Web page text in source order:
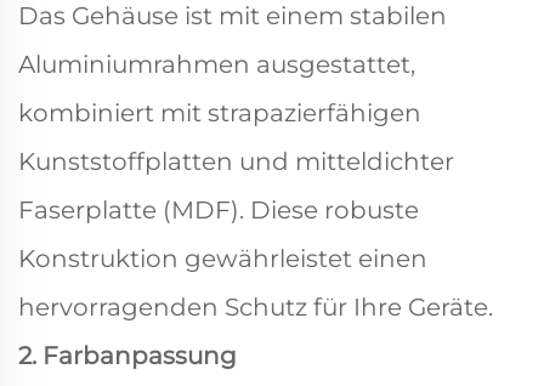
Das Gehäuse ist mit einem stabilen
Aluminiumrahmen ausgestattet,
kombiniert mit strapazierfähigen
Kunststoffplatten und mitteldichter
Faserplatte (MDF). Diese robuste
Konstruktion gewährleistet einen
hervorragenden Schutz für Ihre Geräte.
2. Farbanpassung